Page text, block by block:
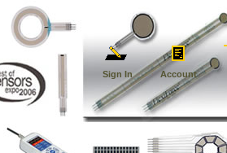
Sign In Account